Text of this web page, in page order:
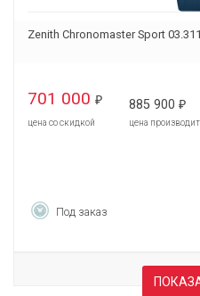
Zenith Chronomaster Sport
701 000 ₽
цена со скидкой
885 900 ₽
цена
Под заказ